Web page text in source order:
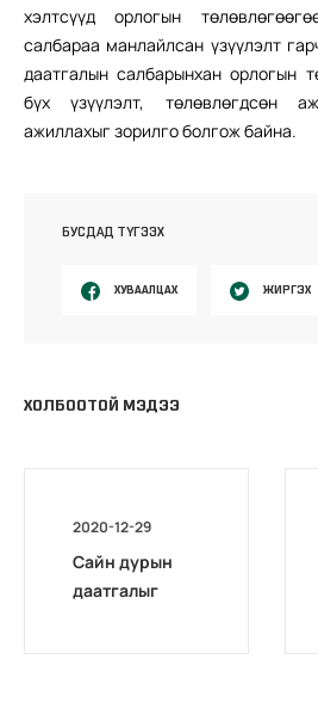
хэлтсүүд орлогын
салбараа манлайлсан үзүүлэлт
даатгалын салбарынхан орлогын
бүх үзүүлэлт, төлөвлөгдсөн
ажиллахыг зорилго болгож байна.
БУСДАД ТҮГЭЭХ
ХУВААЛЦАХ ЖИРГЭХ
ХОЛБООТОЙ МЭДЭЭ
2020-12-29
Сайн дурын
даатгалыг